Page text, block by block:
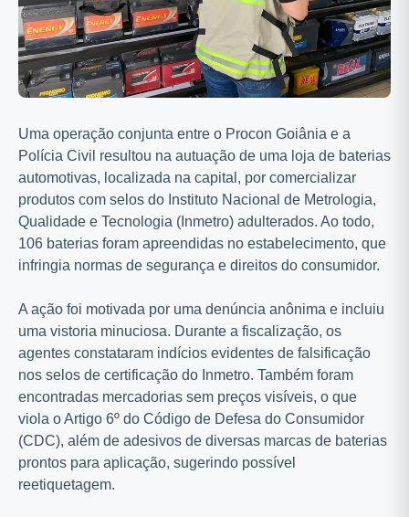
Uma operação conjunta entre o Procon Goiânia e a
Polícia Civil resultou na autuação de uma loja de baterias
automotivas, localizada na capital, por comercializar
produtos com selos do Instituto Nacional de Metrologia,
Qualidade e Tecnologia (Inmetro) adulterados. Ao todo,
106 baterias foram apreendidas no estabelecimento, que
infringia normas de segurança e direitos do consumidor.
A ação foi motivada por uma denúncia anônima e incluiu
uma vistoria minuciosa. Durante a fiscalização, os
agentes constataram indícios evidentes de falsificação
nos selos de certificação do Inmetro. Também foram
encontradas mercadorias sem preços visíveis, o que
viola o Artigo 6º do Código de Defesa do Consumidor
(CDC), além de adesivos de diversas marcas de baterias
prontos para aplicação, sugerindo possível
reetiquetagem.